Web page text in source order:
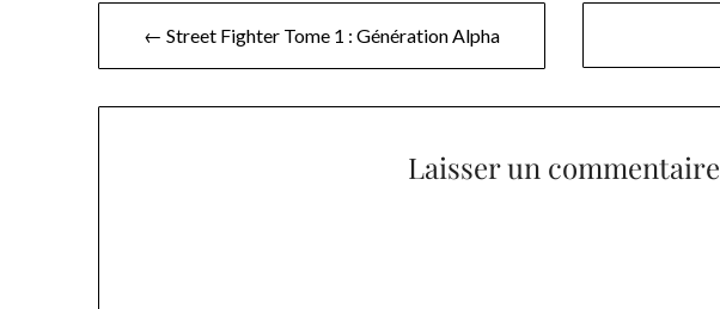
Navigation
de
l’article
← Street Fighter Tome 1 : Génération Alpha
Laisser un commentaire